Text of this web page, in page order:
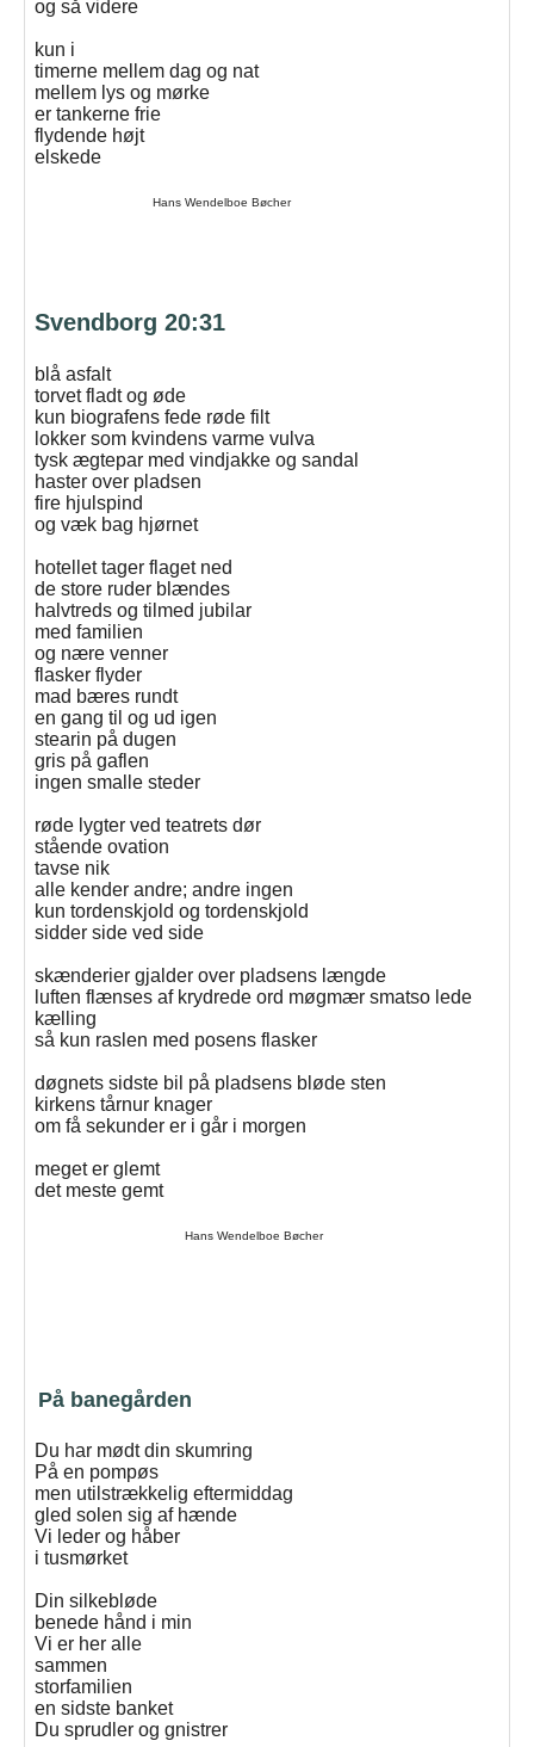
og så videre
kun i
timerne mellem dag og nat
mellem lys og mørke
er tankerne frie
flydende højt
elskede
Hans Wendelboe Bøcher
Svendborg 20:31
blå asfalt
torvet fladt og øde
kun biografens fede røde filt
lokker som kvindens varme vulva
tysk ægtepar med vindjakke og sandal
haster over pladsen
fire hjulspind
og væk bag hjørnet
hotellet tager flaget ned
de store ruder blændes
halvtreds og tilmed jubilar
med familien
og nære venner
flasker flyder
mad bæres rundt
en gang til og ud igen
stearin på dugen
gris på gaflen
ingen smalle steder
røde lygter ved teatrets dør
stående ovation
tavse nik
alle kender andre; andre ingen
kun tordenskjold og tordenskjold
sidder side ved side
skænderier gjalder over pladsens længde
luften flænses af krydrede ord møgmær smatso lede
kælling
så kun raslen med posens flasker
døgnets sidste bil på pladsens bløde sten
kirkens tårnur knager
om få sekunder er i går i morgen
meget er glemt
det meste gemt
Hans Wendelboe Bøcher
På banegården
Du har mødt din skumring
På en pompøs
men utilstrækkelig eftermiddag
gled solen sig af hænde
Vi leder og håber
i tusmørket
Din silkebløde
benede hånd i min
Vi er her alle
sammen
storfamilien
en sidste banket
Du sprudler og gnistrer